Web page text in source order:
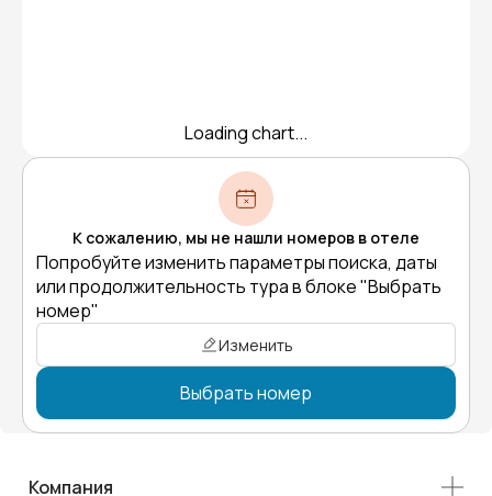
Loading chart...
К сожалению, мы не нашли номеров в отеле
Попробуйте изменить параметры поиска, даты
или продолжительность тура в блоке "Выбрать
номер"
Изменить
Выбрать номер
Компания